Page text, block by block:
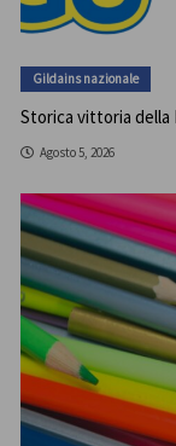
Gildains nazionale
Storica vittoria della
Agosto 5, 2026